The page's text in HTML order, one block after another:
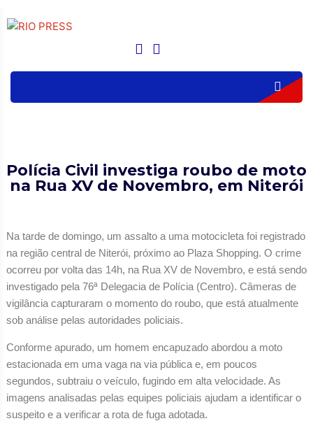
Polícia Civil investiga roubo de moto
na Rua XV de Novembro, em Niterói
Na tarde de domingo, um assalto a uma motocicleta foi registrado
na região central de Niterói, próximo ao Plaza Shopping. O crime
ocorreu por volta das 14h, na Rua XV de Novembro, e está sendo
investigado pela 76ª Delegacia de Polícia (Centro). Câmeras de
vigilância capturaram o momento do roubo, que está atualmente
sob análise pelas autoridades policiais.
Conforme apurado, um homem encapuzado abordou a moto
estacionada em uma vaga na via pública e, em poucos
segundos, subtraiu o veículo, fugindo em alta velocidade. As
imagens analisadas pelas equipes policiais ajudam a identificar o
suspeito e a verificar a rota de fuga adotada.